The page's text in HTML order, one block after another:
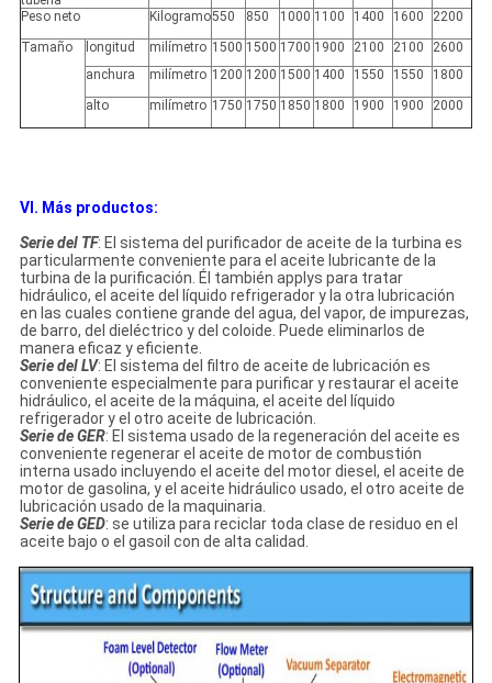
Peso neto Kilogramo550 850 1000 1100 1400 1600
2200
Tamaño
longitud milímetro 1500 1500 1700 1900 2100 2100
2600
anchura
milímetro 1200 1200 1500 1400 1550 1550
1800
alto
milímetro 1750 1750 1850 1800 1900 1900 2000
VI. Más productos:
Serie del TF: El sistema del purificador de aceite de la turbina es
particularmente conveniente para el aceite lubricante de la
turbina de la purificación. Él también applys para tratar
hidráulico, el aceite del líquido refrigerador y la otra lubricación
en las cuales contiene grande del agua, del vapor, de impurezas,
de barro, del dieléctrico y del coloide. Puede eliminarlos de
manera eficaz y eficiente.
Serie del LV: El sistema del filtro de aceite de lubricación es
conveniente especialmente para purificar y restaurar el aceite
hidráulico, el aceite de la máquina, el aceite del líquido
refrigerador y el otro aceite de lubricación.
Serie de GER: El sistema usado de la regeneración del aceite es
conveniente regenerar el aceite de motor de combustión
interna usado incluyendo el aceite del motor diesel, el aceite de
motor de gasolina, y el aceite hidráulico usado, el otro aceite de
lubricación usado de la maquinaria.
Serie de GED: se utiliza para reciclar toda clase de residuo en el
aceite bajo o el gasoil con de alta calidad.